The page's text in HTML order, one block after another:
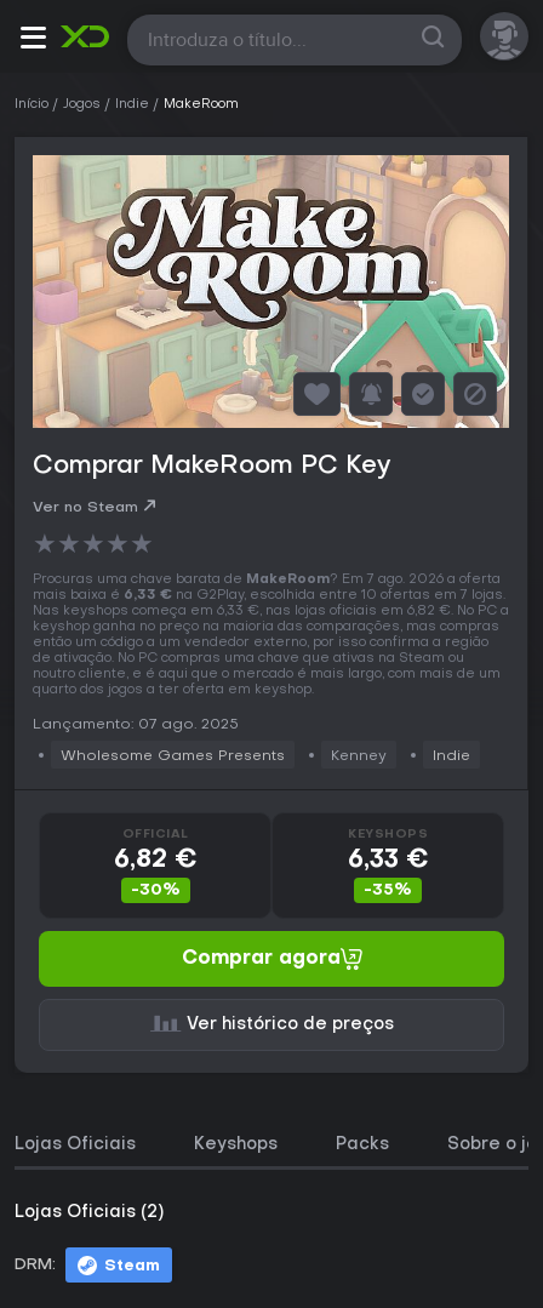
Todas
Início Jogos Indie MakeRoom
Comprar MakeRoom PC Key
Ver no Steam
★★★★★
Procuras uma chave barata de MakeRoom? Em 7 ago. 2026 a oferta
mais baixa é 6,33 € na G2Play, escolhida entre 10 ofertas em 7 lojas.
Nas keyshops começa em 6,33 €, nas lojas oficiais em 6,82 €. No PC a
keyshop ganha no preço na maioria das comparações, mas compras
então um código a um vendedor externo, por isso confirma a região
de ativação. No PC compras uma chave que ativas na Steam ou
noutro cliente, e é aqui que o mercado é mais largo, com mais de um
quarto dos jogos a ter oferta em keyshop.
Lançamento: 07 ago. 2025
Wholesome Games Presents Kenney Indie
OFFICIAL
6,82 €
-30%
KEYSHOPS
6,33 €
-35%
Comprar agora
Ver histórico de preços
Lojas Oficiais Keyshops Packs Sobre o
Lojas Oficiais (2)
DRM: Steam